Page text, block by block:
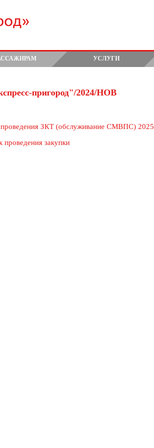
УСЛУГИ
пригород"/2024/НОВ
ЗКТ (обслуживание СМВПС) 2025
закупки